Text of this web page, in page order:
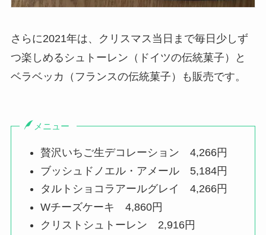
さらに2021年は、クリスマス当日まで毎日少しず
つ楽しめるシュトーレン（ドイツの伝統菓子）と
ベラベッカ（フランスの伝統菓子）も販売です。
メニュー
贅沢いちご生デコレーション 4,266円
ブッシュドノエル・アメール 5,184円
タルトショコラアールグレイ 4,266円
Wチーズケーキ 4,860円
クリストシュトーレン 2,916円